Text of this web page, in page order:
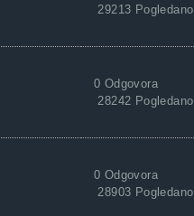
29213 Pogledano
0 Odgovora
28242 Pogledano
0 Odgovora
28903 Pogledano